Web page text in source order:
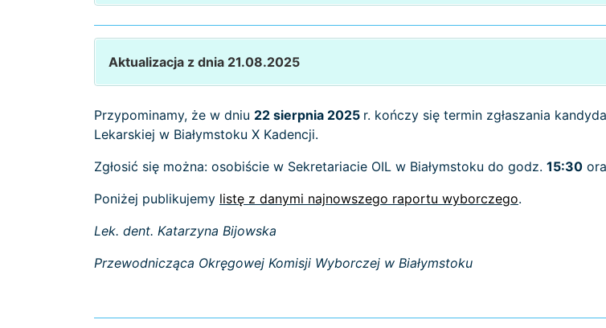
Aktualizacja z dnia 21.08.2025
Przypominamy, że w dniu 22 sierpnia 2025 r. kończy się termin zgłaszania
Lekarskiej w Białymstoku X Kadencji.
Zgłosić się można: osobiście w Sekretariacie OIL w Białymstoku do godz. 15:30
Poniżej publikujemy listę z danymi najnowszego raportu wyborczego.
Lek. dent. Katarzyna Bijowska
Przewodnicząca Okręgowej Komisji Wyborczej w Białymstoku